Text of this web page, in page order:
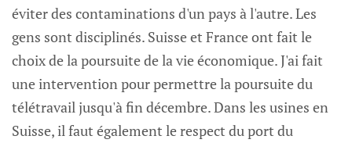
éviter des contaminations d'un pays à l'autre. Les
gens sont disciplinés. Suisse et France ont fait le
choix de la poursuite de la vie économique. J'ai fait
une intervention pour permettre la poursuite du
télétravail jusqu'à fin décembre. Dans les usines en
Suisse, il faut également le respect du port du